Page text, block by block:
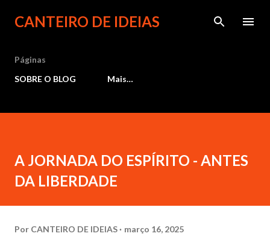
Pular para o conteúdo principal
CANTEIRO DE IDEIAS
Páginas
SOBRE O BLOG
Mais…
A JORNADA DO ESPÍRITO - ANTES
DA LIBERDADE
Por CANTEIRO DE IDEIAS março 16, 2025